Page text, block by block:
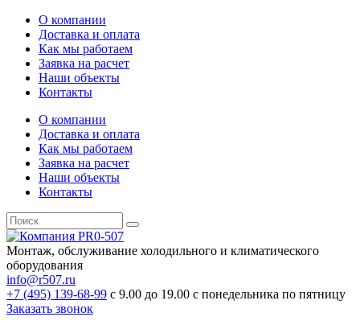
О компании
Доставка и оплата
Как мы работаем
Заявка на расчет
Наши объекты
Контакты
О компании
Доставка и оплата
Как мы работаем
Заявка на расчет
Наши объекты
Контакты
Монтаж, обслуживание холодильного и климатического
оборудования
info@r507.ru
+7 (495) 139-68-99 с 9.00 до 19.00 с понедельника по пятницу
Заказать звонок